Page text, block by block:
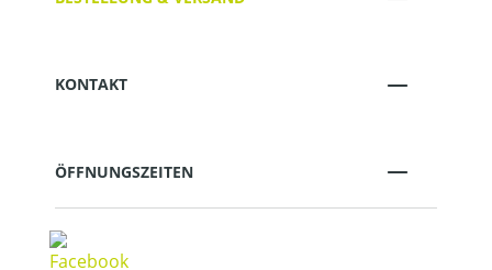
KONTAKT
ÖFFNUNGSZEITEN